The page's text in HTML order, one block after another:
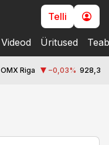
Telli
Videod Üritused
OMX Riga −0,03% 928,3